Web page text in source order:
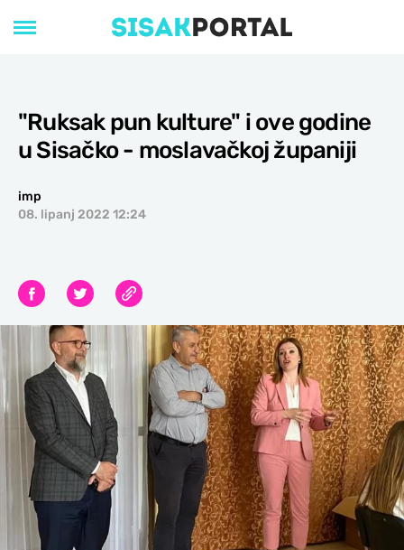
"Ruksak pun kulture" i ove godine
u Sisačko - moslavačkoj županiji
imp
08. lipanj 2022 12:24